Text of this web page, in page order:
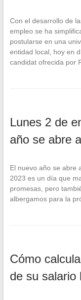
Con el desarrollo de
empleo se ha
postularse en una
entidad local, hoy en
candidat ofrecida por
Lunes 2 de
año se abre
El nuevo año se abre
2023 es un día que
promesas, pero
albergamos para la
Cómo
de su salario